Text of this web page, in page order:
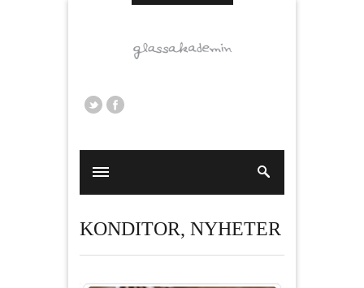
KONDITOR, NYHETER